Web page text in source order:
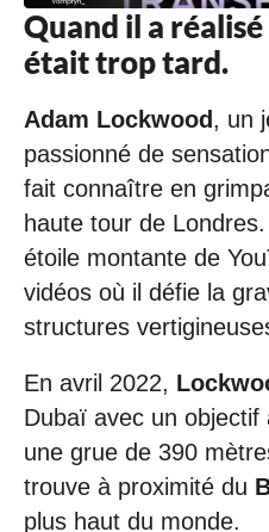
Quand il a
était trop tard.
Adam Lockwood , un
passionné de
fait connaître en
haute tour de
étoile montante de
vidéos où il défie la
structures
En avril 2022,
Dubaï avec un
une grue de 390
trouve à proximité du
plus haut du monde.